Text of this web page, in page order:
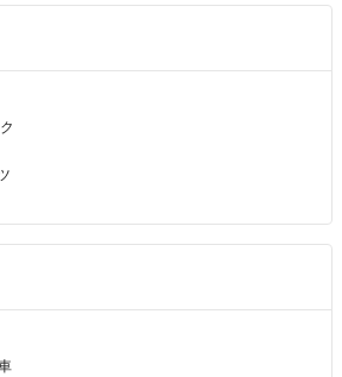
用意すればWRXS4に取り付けられる認識
したいと思いますが、よろしいでしょうか。